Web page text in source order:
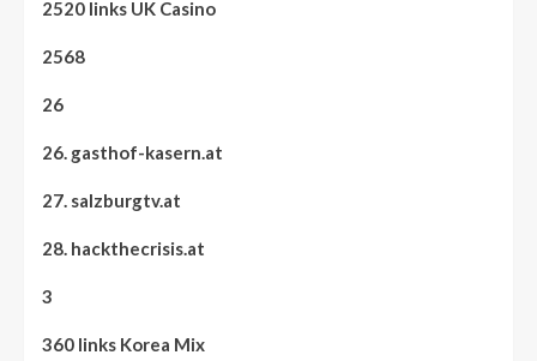
2520 links UK Casino
2568
26
26. gasthof-kasern.at
27. salzburgtv.at
28. hackthecrisis.at
3
360 links Korea Mix